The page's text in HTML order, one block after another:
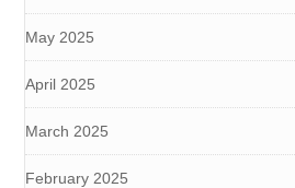
May 2025
April 2025
March 2025
February 2025